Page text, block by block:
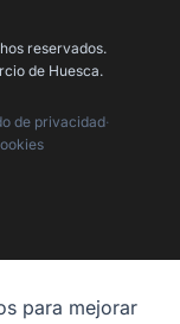
reservados.
de Huesca.
de privacidad·
para mejorar